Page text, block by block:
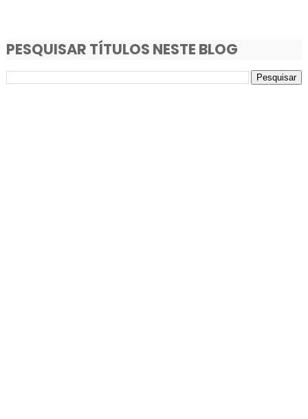
PESQUISAR TÍTULOS NESTE BLOG